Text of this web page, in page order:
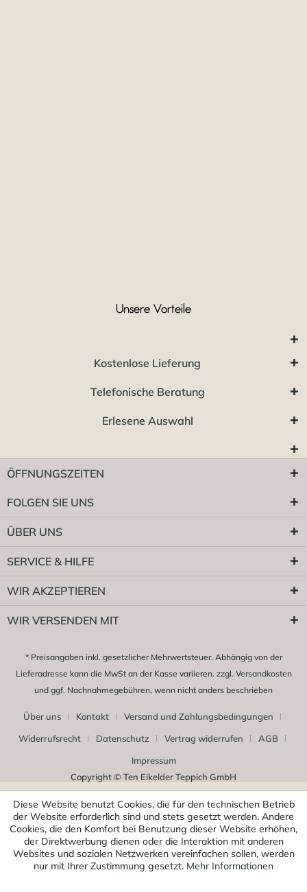
Unsere Vorteile
Kostenlose Lieferung
Telefonische Beratung
Erlesene Auswahl
ÖFFNUNGSZEITEN
FOLGEN SIE UNS
ÜBER UNS
SERVICE & HILFE
WIR AKZEPTIEREN
WIR VERSENDEN MIT
* Preisangaben inkl. gesetzlicher Mehrwertsteuer. Abhängig von der
Lieferadresse kann die MwSt an der Kasse variieren. zzgl. Versandkosten
und ggf. Nachnahmegebühren, wenn nicht anders beschrieben
Über uns Kontakt
Versand und Zahlungsbedingungen
Widerrufsrecht
Datenschutz Vertrag widerrufen
AGB
Impressum
Copyright © Ten Eikelder Teppich GmbH
Diese Website benutzt Cookies, die für den technischen Betrieb
der Website erforderlich sind und stets gesetzt werden. Andere
Cookies, die den Komfort bei Benutzung dieser Website erhöhen,
der Direktwerbung dienen oder die Interaktion mit anderen
Websites und sozialen Netzwerken vereinfachen sollen, werden
nur mit Ihrer Zustimmung gesetzt. Mehr Informationen